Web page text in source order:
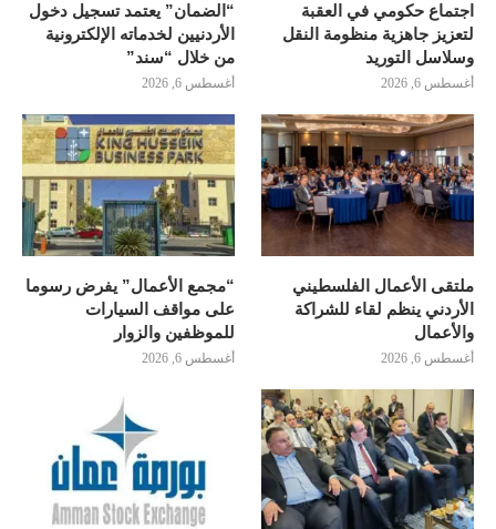
اجتماع حكومي في العقبة
لتعزيز جاهزية منظومة النقل
وسلاسل التوريد
أغسطس 6, 2026
“الضمان” يعتمد تسجيل دخول
الأردنيين لخدماته الإلكترونية
من خلال “سند”
أغسطس 6, 2026
ملتقى الأعمال الفلسطيني
الأردني ينظم لقاء للشراكة
والأعمال
أغسطس 6, 2026
“مجمع الأعمال” يفرض رسوما
على مواقف السيارات
للموظفين والزوار
أغسطس 6, 2026